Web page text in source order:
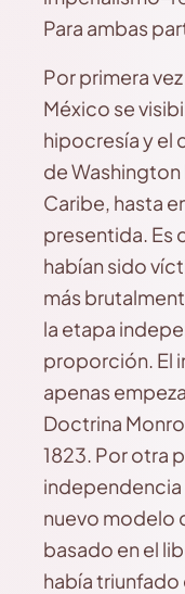
Para ambas
Por primera
México se
hipocresía y el
de Washington
Caribe, hasta
presentida. Es
habían sido
más
la etapa
proporción. El
apenas
Doctrina
1823. Por otra
independencia
nuevo modelo
basado en el
había triunfado